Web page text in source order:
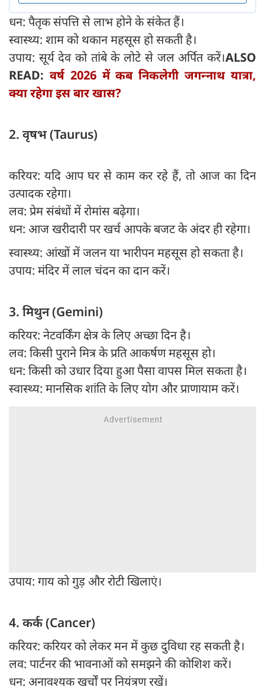
धन: पैतृक संपत्ति से लाभ होने के संकेत हैं।
स्वास्थ्य: शाम को थकान महसूस हो सकती है।
उपाय: सूर्य देव को तांबे के लोटे से जल अर्पित करें।ALSO
READ: वर्ष 2026 में कब निकलेगी जगन्‍नाथ यात्रा,
क्या रहेगा इस बार खास?
2. वृषभ (Taurus)
करियर: यदि आप घर से काम कर रहे हैं, तो आज का दिन
उत्पादक रहेगा।
लव: प्रेम संबंधों में रोमांस बढ़ेगा।
धन: आज खरीदारी पर खर्च आपके बजट के अंदर ही रहेगा।
स्वास्थ्य: आंखों में जलन या भारीपन महसूस हो सकता है।
उपाय: मंदिर में लाल चंदन का दान करें।
3. मिथुन (Gemini)
करियर: नेटवर्किंग क्षेत्र के लिए अच्छा दिन है।
लव: किसी पुराने मित्र के प्रति आकर्षण महसूस हो।
धन: किसी को उधार दिया हुआ पैसा वापस मिल सकता है।
स्वास्थ्य: मानसिक शांति के लिए योग और प्राणायाम करें।
उपाय: गाय को गुड़ और रोटी खिलाएं।
4. कर्क (Cancer)
करियर: करियर को लेकर मन में कुछ दुविधा रह सकती है।
लव: पार्टनर की भावनाओं को समझने की कोशिश करें।
धन: अनावश्यक खर्चों पर नियंत्रण रखें।